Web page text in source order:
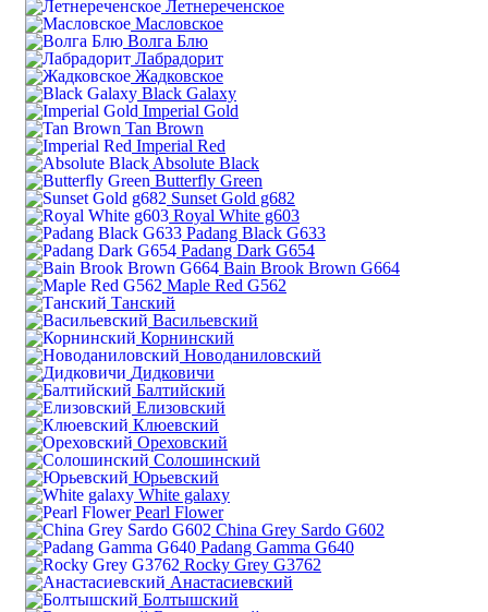
Летнереченское
Масловское
Волга Блю
Лабрадорит
Жадковское
Black Galaxy
Imperial Gold
Tan Brown
Imperial Red
Absolute Black
Butterfly Green
Sunset Gold g682
Royal White g603
Padang Black G633
Padang Dark G654
Bain Brook Brown G664
Maple Red G562
Танский
Васильевский
Корнинский
Новоданиловский
Дидковичи
Балтийский
Елизовский
Клюевский
Ореховский
Солошинский
Юрьевский
White galaxy
Pearl Flower
China Grey Sardo G602
Padang Gamma G640
Rocky Grey G3762
Анастасиевский
Болтышский